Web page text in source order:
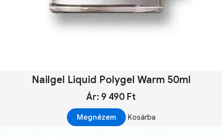
Nailgel Liquid Polygel Warm 50ml
Ár: 9 490 Ft
Megnézem Kosárba